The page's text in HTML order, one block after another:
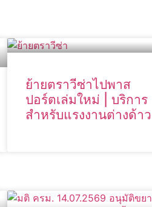
ย้ายตราวีซ่าไปพาส
ปอร์ตเล่มใหม่ | บริการ
สำหรับแรงงานต่างด้าว